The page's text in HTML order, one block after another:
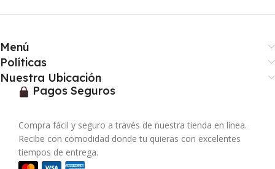
Menú
Políticas
Nuestra Ubicación
Pagos Seguros
Compra fácil y seguro a través de nuestra tienda en línea.
Recibe con comodidad donde tu quieras con excelentes
tiempos de entrega.